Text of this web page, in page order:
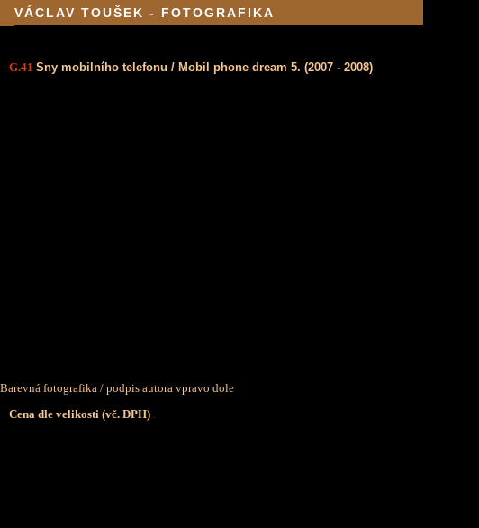
VÁCLAV TOUŠEK - FOTOGRAFIKA
G.41 Sny mobilního telefonu / Mobil phone dream 5. (2007 - 2008)
Barevná fotografika / podpis autora vpravo dole
Cena dle velikosti (vč. DPH) .